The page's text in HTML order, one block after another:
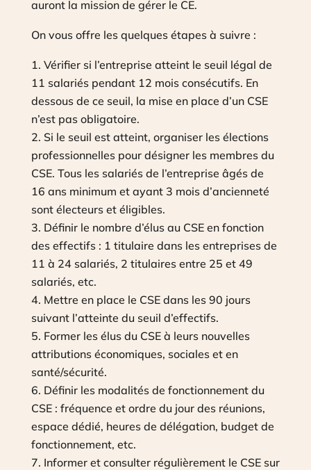
auront la mission de gérer le CE.
On vous offre les quelques étapes à suivre :
Vérifier si l’entreprise atteint le seuil légal de
11 salariés pendant 12 mois consécutifs. En
dessous de ce seuil, la mise en place d’un CSE
n’est pas obligatoire.
Si le seuil est atteint, organiser les élections
professionnelles pour désigner les membres du
CSE. Tous les salariés de l’entreprise âgés de
16 ans minimum et ayant 3 mois d’ancienneté
sont électeurs et éligibles.
Définir le nombre d’élus au CSE en fonction
des effectifs : 1 titulaire dans les entreprises de
11 à 24 salariés, 2 titulaires entre 25 et 49
salariés, etc.
Mettre en place le CSE dans les 90 jours
suivant l’atteinte du seuil d’effectifs.
Former les élus du CSE à leurs nouvelles
attributions économiques, sociales et en
santé/sécurité.
Définir les modalités de fonctionnement du
CSE : fréquence et ordre du jour des réunions,
espace dédié, heures de délégation, budget de
fonctionnement, etc.
Informer et consulter régulièrement le CSE sur